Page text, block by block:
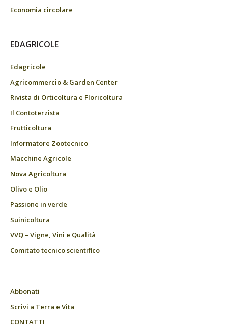
Economia circolare
EDAGRICOLE
Edagricole
Agricommercio & Garden Center
Rivista di Orticoltura e Floricoltura
Il Contoterzista
Frutticoltura
Informatore Zootecnico
Macchine Agricole
Nova Agricoltura
Olivo e Olio
Passione in verde
Suinicoltura
VVQ – Vigne, Vini e Qualità
Comitato tecnico scientifico
Abbonati
Scrivi a Terra e Vita
CONTATTI